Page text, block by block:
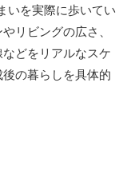
いを実際に歩いてい
リビングの広さ、
どをリアルなスケ
の暮らしを具体的